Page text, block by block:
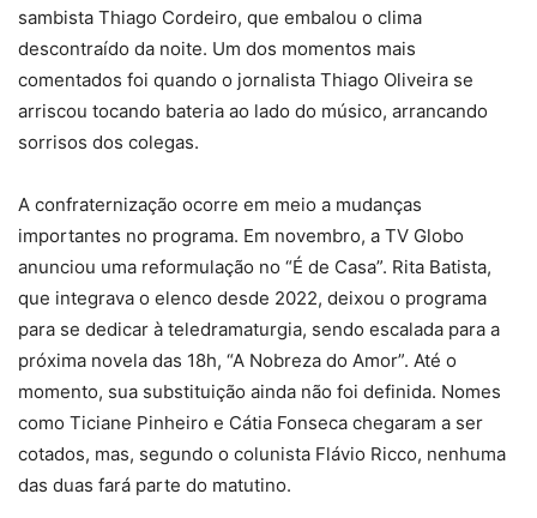
sambista Thiago Cordeiro, que embalou o clima
descontraído da noite. Um dos momentos mais
comentados foi quando o jornalista Thiago Oliveira se
arriscou tocando bateria ao lado do músico, arrancando
sorrisos dos colegas.
A confraternização ocorre em meio a mudanças
importantes no programa. Em novembro, a TV Globo
anunciou uma reformulação no “É de Casa”. Rita Batista,
que integrava o elenco desde 2022, deixou o programa
para se dedicar à teledramaturgia, sendo escalada para a
próxima novela das 18h, “A Nobreza do Amor”. Até o
momento, sua substituição ainda não foi definida. Nomes
como Ticiane Pinheiro e Cátia Fonseca chegaram a ser
cotados, mas, segundo o colunista Flávio Ricco, nenhuma
das duas fará parte do matutino.